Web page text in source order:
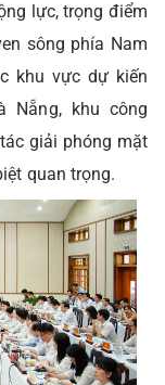
lực, trọng điểm
sông phía Nam
khu vực dự kiến
Nẵng, khu công
giải phóng mặt
quan trọng.